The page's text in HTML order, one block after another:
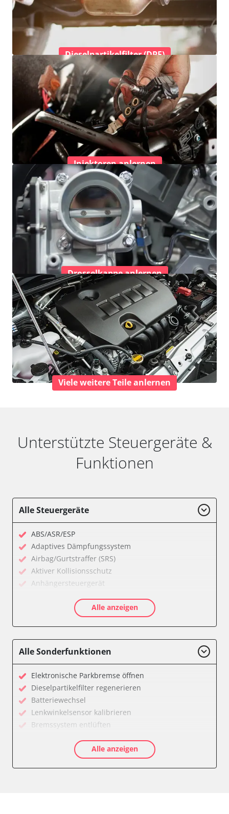
Dieselpartikelfilter (DPF)
Injektoren anlernen
Drosselkappe anlernen
Viele weitere Teile anlernen
Unterstützte Steuergeräte &
Funktionen
Alle Steuergeräte
ABS/ASR/ESP
Adaptives Dämpfungssystem
Airbag/Gurtstraffer (SRS)
Aktiver Kollisionsschutz
Anhängersteuergerät
Dachbedieneinheit (DBE)
Diagnoseschnittstelle (EOBD/OBDII)
Feststellbremse (EPB / SBC)
Global Positioning System (GPS)
Heckklappe
Klimaanlage
Kombiinstrument
Lenkradwinkel-Sensor
Lenksäuleneinheit
Lichtsteuerung
Medienplayer
Alle anzeigen
Alle Sonderfunktionen
Elektronische Parkbremse öffnen
Dieselpartikelfilter regenerieren
Batteriewechsel
Lenkwinkelsensor kalibrieren
Bremssystem entlüften
AGR Ventil anlernen
Luftmassenmesser anlernen
Alle anzeigen